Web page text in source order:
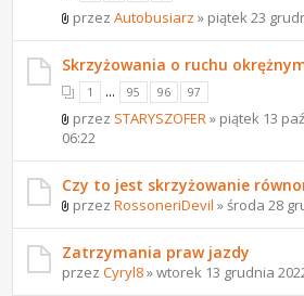
przezAutobusiarz » piątek 23
Skrzyżowania o ruchu
1 ... 95 96 97
przez STARYSZOFER » piątek 13
06:22
Czy to jest skrzyżowanie
przezRossoneriDevil » środa 28
Zatrzymania praw jazdy
przezCyryl8» wtorek 13 grudnia